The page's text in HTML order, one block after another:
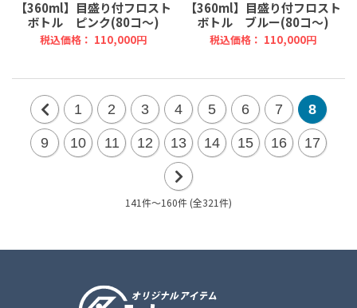
【360ml】目盛り付フロスト
ボトル ピンク(80コ～)
税込価格： 110,000円
【360ml】目盛り付フロスト
ボトル ブルー(80コ～)
税込価格： 110,000円
前
1 2 3 4 5 6 7 8
9 10 11 12 13 14 15 16 17
次
141件～160件 (全321件)